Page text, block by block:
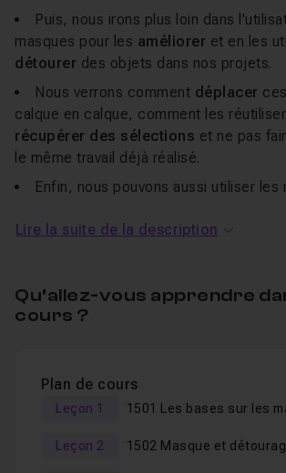
Puis, nous irons plus loin dans
masques pour les améliorer et en les
détourer des objets dans nos projets.
Nous verrons comment déplacer
calque en calque, comment les
récupérer des sélections et ne pas
le même travail déjà réalisé.
Enfin, nous pouvons aussi utiliser les
travailler sur un trèsgrand nombre de
sera beaucoupplus performante.
Ce sont des alliés particulièrement
Bon tuto !
monteur. Après plus de 20 ans de
Lire la suite de la description
Qu’allez-vous apprendre
cours ?
Plan de cours
Leçon 1 1501 Les bases sur les
Leçon 2 1502 Masque et